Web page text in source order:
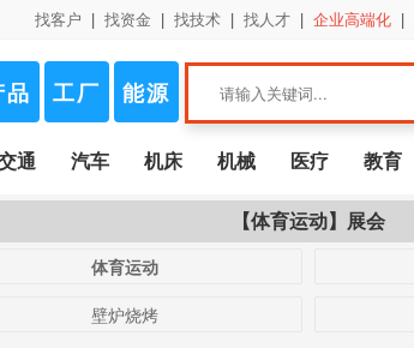
找客户 | 找资金 | 找技术 | 找人才 | 企业高端化 |
品 工厂 能源
通 汽车 机床 机械 医疗 教育
【体育运动】展会
体育运动
壁炉烧烤